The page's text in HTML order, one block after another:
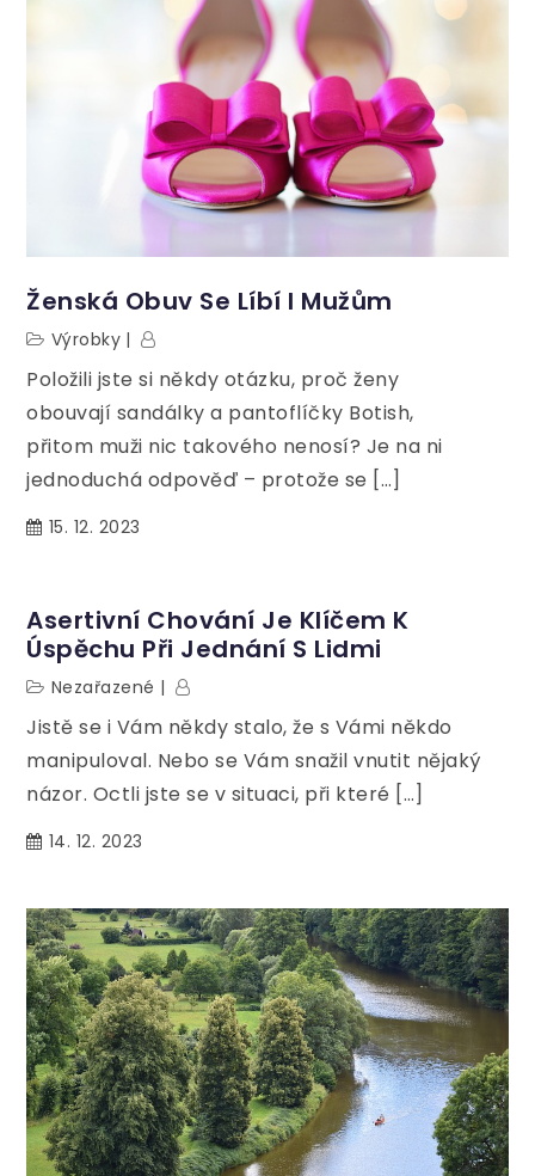
Ženská Obuv Se Líbí I Mužům
Výrobky
Položili jste si někdy otázku, proč ženy
obouvají sandálky a pantoflíčky Botish,
přitom muži nic takového nenosí? Je na ni
jednoduchá odpověď – protože se […]
15. 12. 2023
Asertivní Chování Je Klíčem K
Úspěchu Při Jednání S Lidmi
Nezařazené
Jistě se i Vám někdy stalo, že s Vámi někdo
manipuloval. Nebo se Vám snažil vnutit nějaký
názor. Octli jste se v situaci, při které […]
14. 12. 2023